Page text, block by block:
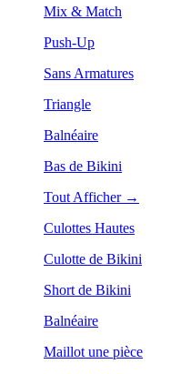
Mix & Match
Push-Up
Sans Armatures
Triangle
Balnéaire
Bas de Bikini
Tout Afficher →
Culottes Hautes
Culotte de Bikini
Short de Bikini
Balnéaire
Maillot une pièce